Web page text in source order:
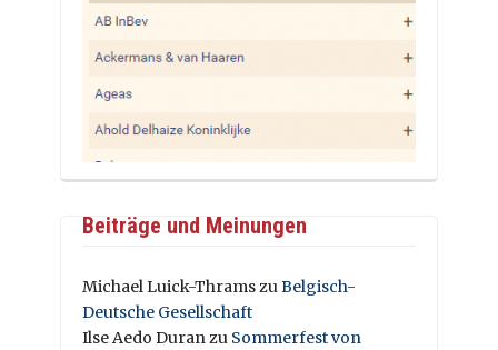
Beiträge und Meinungen
Michael Luick-ThramszuBelgisch-
Deutsche Gesellschaft
Ilse Aedo Duranzu Sommerfest von